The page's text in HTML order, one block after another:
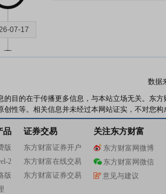
07-17
07-14
高管持股：2026年07月14日公
减持1.5万股
高管持股：2026年07月14日公
减持0.75万股
数据
的目的在于传播更多信息，与本站立场无关。东
创性等。相关信息并未经过本网站证实，不对您
品
版
2
版
证券交易
东方财富证券开户
东方财富在线交易
东方财富证券交易
关注东方财富
东方财富网微博
东方财富网微信
意见与建议